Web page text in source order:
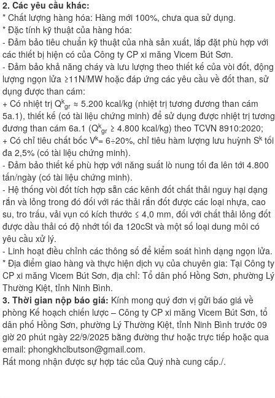
2. Các yêu cầu khác:
* Chất lượng hàng hóa: Hàng mới 100%, chưa qua sử dụng.
* Đặc tính kỹ thuật của hàng hóa:
- Đảm bảo tiêu chuẩn kỹ thuật của nhà sản xuất, lắp đặt phù hợp với
các thiết bị hiện có của Công ty CP xi măng Vicem Bút Sơn.
- Đảm bảo khả năng cháy và lưu lượng theo thiết kế của vòi đốt, động
lượng ngọn lửa ≥11N/MW hoặc đáp ứng các yêu cầu về đốt than, sử
dụng được than cám:
+ Có nhiệt trị Qk
gr ≈ 5.200 kcal/kg (nhiệt trị tương đương than cám
5a.1), thiết kế (có tài liệu chứng minh) để sử dụng được nhiệt trị tương
đương than cám 6a.1 (Qk
gr ≥ 4.800 kcal/kg) theo TCVN 8910:2020;
+ Có chỉ tiêu chất bốc Vk= 6÷20%, chỉ tiêu hàm lượng lưu huỳnh Sk tối
đa 2,5% (có tài liệu chứng minh).
- Đảm bảo thiết kế phù hợp với năng suất lò nung tối đa lên tới 4.800
tấn/ngày (có tài liệu chứng minh).
- Hệ thống vòi đốt tích hợp sẵn các kênh đốt chất thải nguy hại dạng
rắn và lỏng trong đó đối với rác thải rắn đốt được các loại nhựa, cao
su, tro trấu, vải vụn có kích thước ≤ 4,0 mm, đối với chất thải lỏng đốt
được dầu thải có độ nhớt tối đa 120cSt và một số loại dung môi có
yêu cầu xử lý.
- Linh hoạt điều chỉnh các thông số để kiểm soát hình dạng ngọn lửa.
* Địa điểm giao hàng và thực hiện dịch vụ của chuyên gia: Tại Công ty
CP xi măng Vicem Bút Sơn, địa chỉ: Tổ dân phố Hồng Sơn, phường Lý
Thường Kiệt, tỉnh Ninh Bình.
3. Thời gian nộp báo giá: Kính mong quý đơn vị gửi báo giá về
phòng Kế hoạch chiến lược – Công ty CP xi măng Vicem Bút Sơn, tổ
dân phố Hồng Sơn, phường Lý Thường Kiệt, tỉnh Ninh Bình trước 09
giờ 20 phút ngày 22/9/2025 bằng đường thư hoặc trực tiếp hoặc qua
email: phongkhclbutson@gmail.com.
Rất mong nhận được sự hợp tác của Quý nhà cung cấp./.